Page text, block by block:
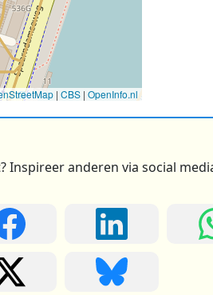
| CBS | OpenInfo.nl
Inspireer anderen via social